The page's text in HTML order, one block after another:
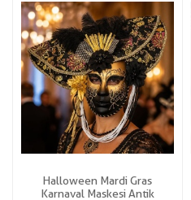
Halloween Mardi Gras
Karnaval Maskesi Antik